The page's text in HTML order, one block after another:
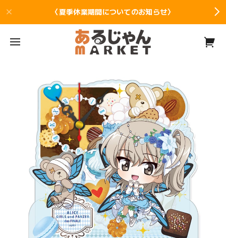
〈夏季休業期間についてのお知らせ〉